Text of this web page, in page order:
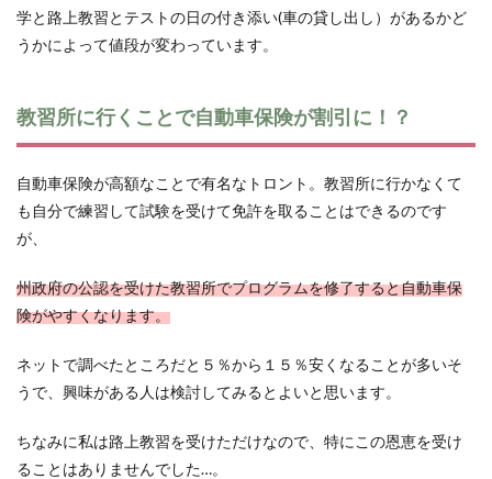
学と路上教習とテストの日の付き添い(車の貸し出し）があるかど
うかによって値段が変わっています。
教習所に行くことで自動車保険が割引に！？
自動車保険が高額なことで有名なトロント。教習所に行かなくて
も自分で練習して試験を受けて免許を取ることはできるのです
が、
州政府の公認を受けた教習所でプログラムを修了すると自動車保
険がやすくなります。
ネットで調べたところだと５％から１５％安くなることが多いそ
うで、興味がある人は検討してみるとよいと思います。
ちなみに私は路上教習を受けただけなので、特にこの恩恵を受け
ることはありませんでした…。